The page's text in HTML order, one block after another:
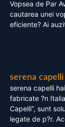
Vopsea de Par
cautarea unei
eficiente? Ai
serena
serena capelli
fabricate ?n
Capelli”, sunt
legate de p?r.